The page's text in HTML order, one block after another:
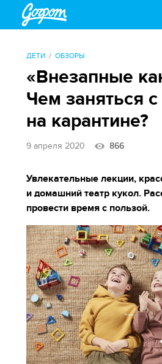
ДЕТИ ОБЗОРЫ
«Внезапные
Чем заняться
на карантине?
9 апреля 2020 866
Увлекательные лекции,
и домашний театр кукол.
провести время с пользой.